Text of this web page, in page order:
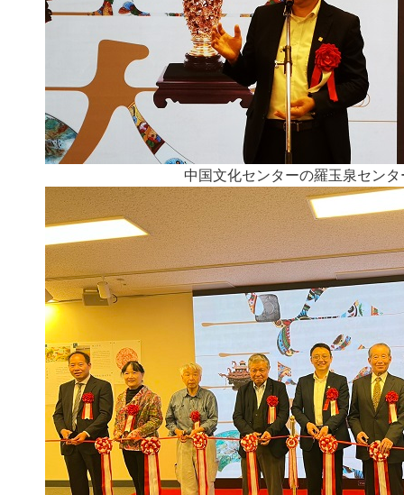
中国文化センターの羅玉泉センタ